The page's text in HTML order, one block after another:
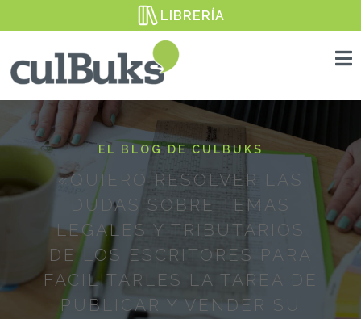
LIBRERÍA

EL BLOG DE CULBUKS
«QUIERO RESOLVER LAS
DUDAS SOBRE TEMAS
LEGALES Y TRIBUTARIOS
DE LOS ESCRITORES PARA
FACILITARLES LA TAREA DE
PUBLICAR Y VENDER SU